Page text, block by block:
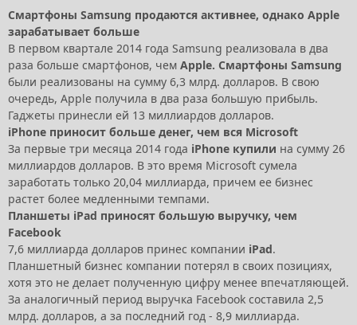
Смартфоны Samsung продаются активнее, однако Apple
зарабатывает больше
В первом квартале 2014 года Samsung реализовала в два
раза больше смартфонов, чем Apple. Смартфоны Samsung
были реализованы на сумму 6,3 млрд. долларов. В свою
очередь, Apple получила в два раза большую прибыль.
Гаджеты принесли ей 13 миллиардов долларов.
iPhone приносит больше денег, чем вся Microsoft
За первые три месяца 2014 года iPhone купили на сумму 26
миллиардов долларов. В это время Microsoft сумела
заработать только 20,04 миллиарда, причем ее бизнес
растет более медленными темпами.
Планшеты iPad приносят большую выручку, чем
Facebook
7,6 миллиарда долларов принес компании iPad.
Планшетный бизнес компании потерял в своих позициях,
хотя это не делает полученную цифру менее впечатляющей.
За аналогичный период выручка Facebook составила 2,5
млрд. долларов, а за последний год - 8,9 миллиарда.